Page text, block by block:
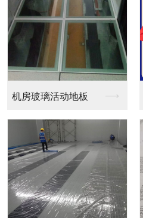
新品架空地板